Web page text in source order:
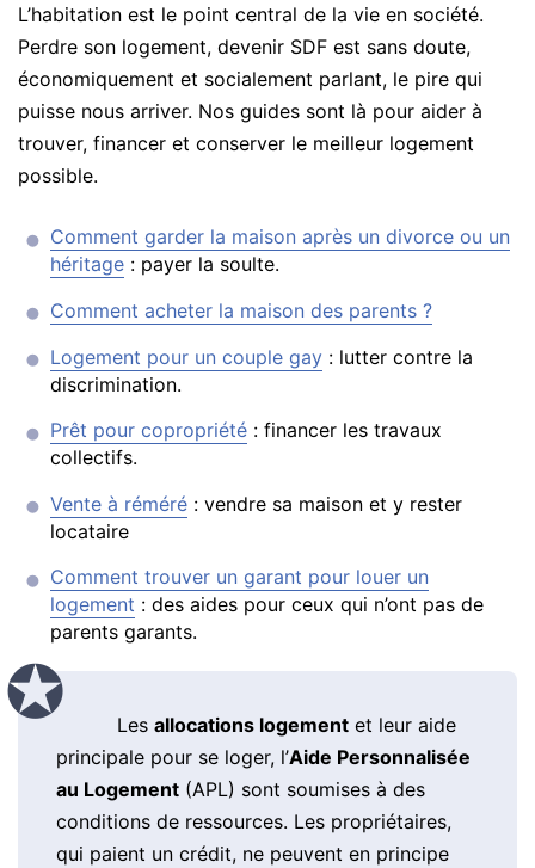
L’habitation est le point central de la vie en société.
Perdre son logement, devenir SDF est sans doute,
économiquement et socialement parlant, le pire qui
puisse nous arriver. Nos guides sont là pour aider à
trouver, financer et conserver le meilleur logement
possible.
Comment garder la maison après un divorce ou un
héritage : payer la soulte.
Comment acheter la maison des parents ?
Logement pour un couple gay : lutter contre la
discrimination.
Prêt pour copropriété : financer les travaux
collectifs.
Vente à réméré : vendre sa maison et y rester
locataire
Comment trouver un garant pour louer un
logement : des aides pour ceux qui n’ont pas de
parents garants.
Les allocations logement et leur aide
principale pour se loger, l’Aide Personnalisée
au Logement (APL) sont soumises à des
conditions de ressources. Les propriétaires,
qui paient un crédit, ne peuvent en principe